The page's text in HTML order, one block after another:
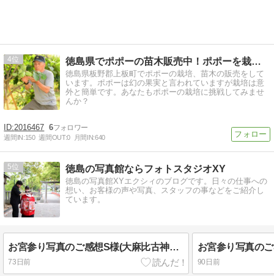
4 徳島県でポポーの苗木販売中！ポポーを栽培してみませんか？
徳島県板野郡上板町でポポーの栽培、苗木の販売をして
います。ポポーは幻の果実と言われていますが栽培は意
外と簡単です。あなたもポポーの栽培に挑戦してみませ
んか？
2016467 6
週間IN:150 週間OUT:0 月間IN:640
5 徳島の写真館ならフォトスタジオXY
徳島の写真館XYエクシィのブログです。日々の仕事への
想い、お客様の声や写真、スタッフの事などをご紹介し
ています。
お宮参り写真のご感想S様(大麻比古神社ロケ撮影)
73日前
お宮参り写真の
90日前